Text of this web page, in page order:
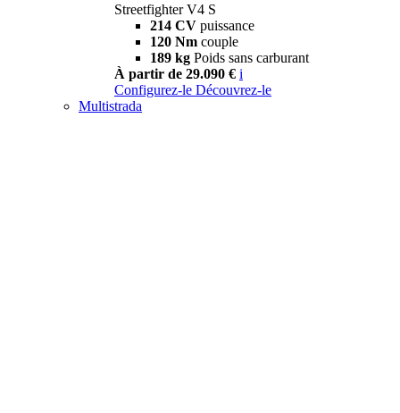
Streetfighter V4 S
214 CV puissance
120 Nm couple
189 kg Poids sans carburant
À partir de 29.090 € i
Configurez-le Découvrez-le
Multistrada